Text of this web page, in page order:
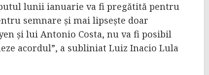
lunii ianuarie va fi pregătită pentru
semnare și mai lipsește doar
și lui Antonio Costa, nu va fi posibil
acordul”, a subliniat Luiz Inacio Lula